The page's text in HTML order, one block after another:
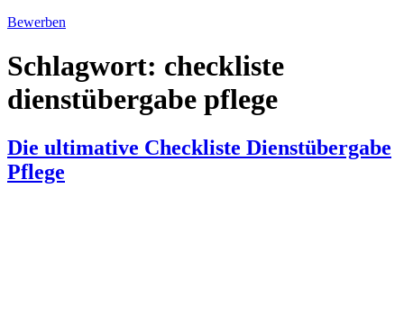
Bewerben
Schlagwort: checkliste
dienstübergabe pflege
Die ultimative Checkliste Dienstübergabe
Pflege